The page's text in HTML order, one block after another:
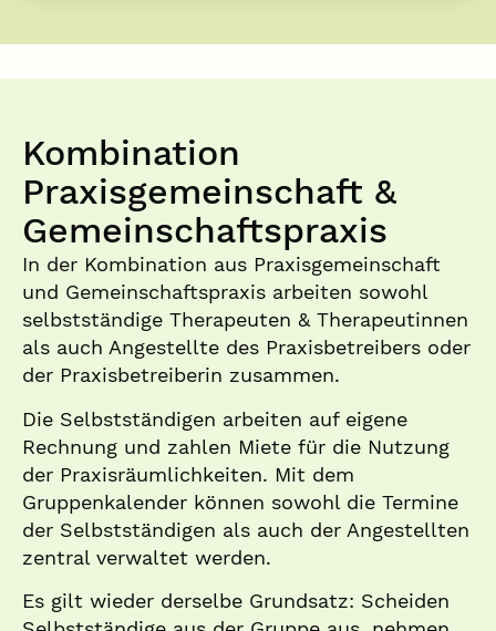
Kombination
Praxisgemeinschaft &
Gemeinschaftspraxis​
In der Kombination aus Praxisgemeinschaft
und Gemeinschaftspraxis arbeiten sowohl
selbstständige Therapeuten & Therapeutinnen
als auch Angestellte des Praxisbetreibers oder
der Praxisbetreiberin zusammen.
Die Selbstständigen arbeiten auf eigene
Rechnung und zahlen Miete für die Nutzung
der Praxisräumlichkeiten. Mit dem
Gruppenkalender können sowohl die Termine
der Selbstständigen als auch der Angestellten
zentral verwaltet werden.
Es gilt wieder derselbe Grundsatz: Scheiden